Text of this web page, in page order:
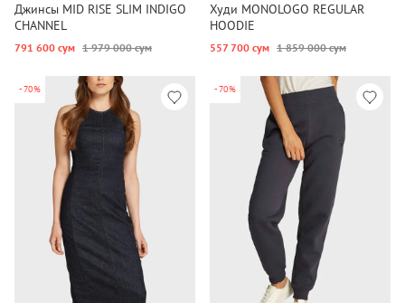
Джинсы MID RISE SLIM INDIGO
CHANNEL
791 600 сум 1 979 000 сум
Худи MONOLOGO REGULAR
HOODIE
557 700 сум 1 859 000 сум
-70% -70%